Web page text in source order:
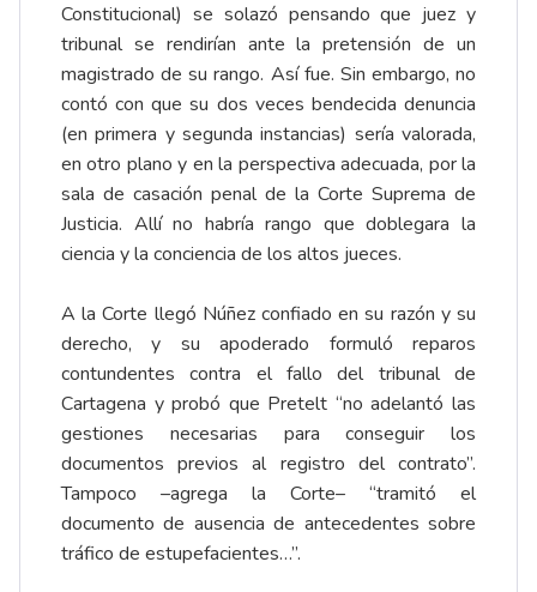
Constitucional) se solazó pensando que juez y
tribunal se rendirían ante la pretensión de un
magistrado de su rango. Así fue. Sin embargo, no
contó con que su dos veces bendecida denuncia
(en primera y segunda instancias) sería valorada,
en otro plano y en la perspectiva adecuada, por la
sala de casación penal de la Corte Suprema de
Justicia. Allí no habría rango que doblegara la
ciencia y la conciencia de los altos jueces.
A la Corte llegó Núñez confiado en su razón y su
derecho, y su apoderado formuló reparos
contundentes contra el fallo del tribunal de
Cartagena y probó que Pretelt “no adelantó las
gestiones necesarias para conseguir los
documentos previos al registro del contrato”.
Tampoco –agrega la Corte– “tramitó el
documento de ausencia de antecedentes sobre
tráfico de estupefacientes…”.